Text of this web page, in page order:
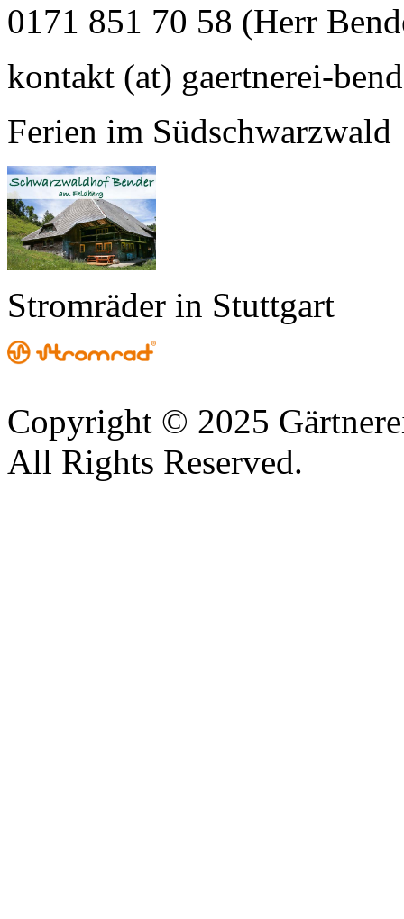
0171 851 70 58 (Herr
kontakt (at) gaertnerei-
Ferien im Südschwarzwald
Stromräder in Stuttgart
Copyright © 2025
All Rights Reserved.